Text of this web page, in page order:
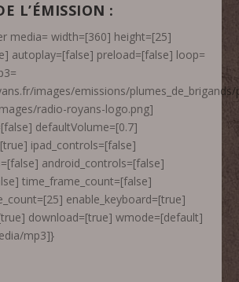
L’ÉMISSION :
media= width=[360] height=[25]
autoplay=[false] preload=[false] loop=
images/emissions/
radio-royans-logo.png]
defaultVolume=[0.7]
ipad_controls=[false]
android_controls=[false]
time_frame_count=[false]
enable_keyboard=[true]
download=[true] wmode=[default]
mp3]}